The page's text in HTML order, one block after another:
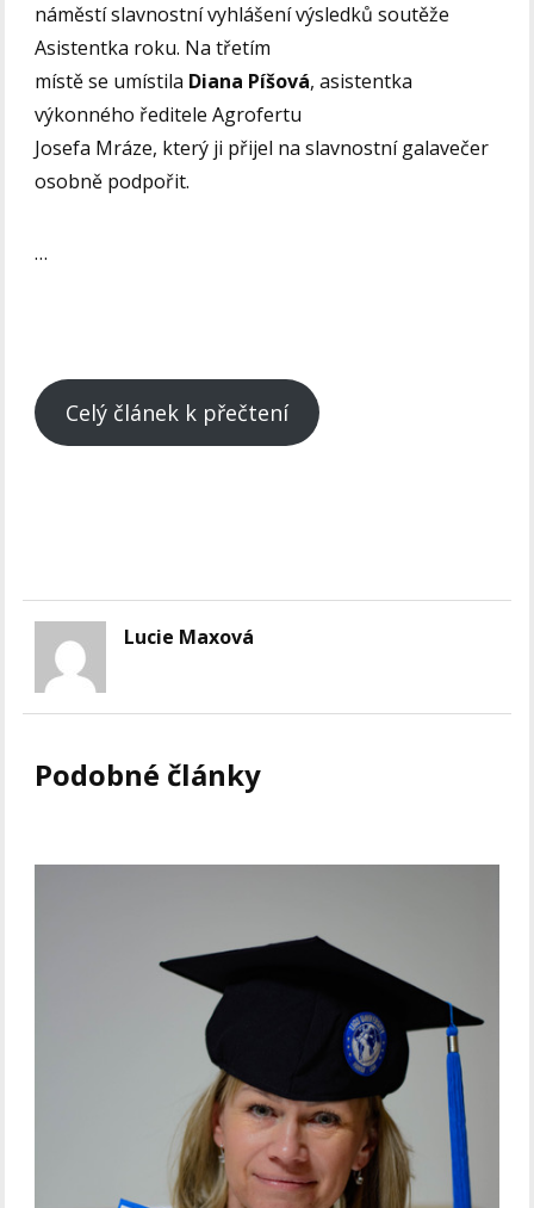
náměstí slavnostní vyhlášení výsledků soutěže
Asistentka roku. Na třetím
místě se umístila Diana Píšová, asistentka
výkonného ředitele Agrofertu
Josefa Mráze, který ji přijel na slavnostní galavečer
osobně podpořit.
…
Celý článek k přečtení
Lucie Maxová
Podobné články